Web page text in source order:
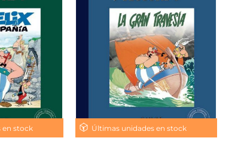
en stock Últimas unidades en stock